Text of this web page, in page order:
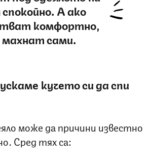
А ако
комфортно,
сами.
кучето си да спи
може да причини известно
Сред тях са: